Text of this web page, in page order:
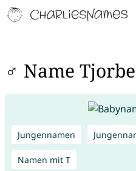
♂ Name
Jungennamen
Namen mit T